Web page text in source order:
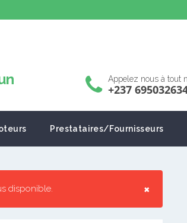
Appelez nous à tout
+237
Prestataires/Fournisseurs
×
disponible.